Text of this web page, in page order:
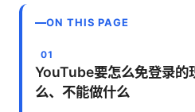
ON THIS PAGE
YouTube要怎么免登录的
么、不能做什么